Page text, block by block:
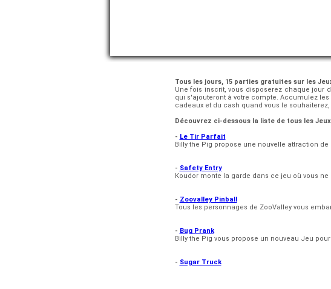
Tous les jours, 15 parties gratuites sur les
Une fois inscrit, vous disposerez chaque jour
qui s'ajouteront à votre compte. Accumulez
cadeaux et du cash quand vous le
Découvrez ci-dessous la liste de tous les
- Le Tir Parfait
Billy the Pig propose une nouvelle attraction
- Safety Entry
Koudor monte la garde dans ce jeu où vous
- Zoovalley Pinball
Tous les personnages de ZooValley vous
- Bug Prank
Billy the Pig vous propose un nouveau Jeu
- Sugar Truck